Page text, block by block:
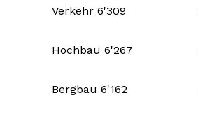
Verkehr 6'309
Hochbau 6'267
Bergbau 6'162